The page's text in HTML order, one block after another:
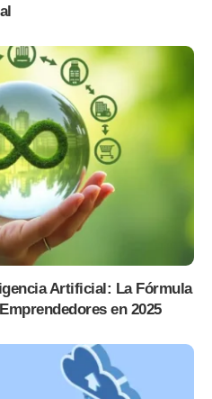
Artificial: La Fórmula
en 2025